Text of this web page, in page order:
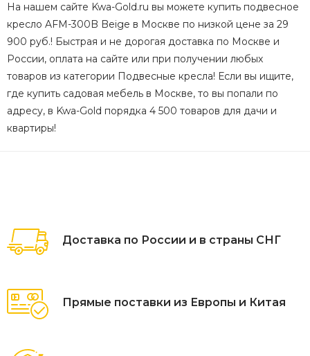
На нашем сайте Kwa-Gold.ru вы можете купить подвесное
кресло AFM-300B Beige в Москве по низкой цене за 29
900 руб.! Быстрая и не дорогая доставка по Москве и
России, оплата на сайте или при получении любых
товаров из категории Подвесные кресла! Если вы ищите,
где купить садовая мебель в Москве, то вы попали по
адресу, в Kwa-Gold порядка 4 500 товаров для дачи и
квартиры!
Доставка по России и в страны СНГ
Прямые поставки из Европы и Китая